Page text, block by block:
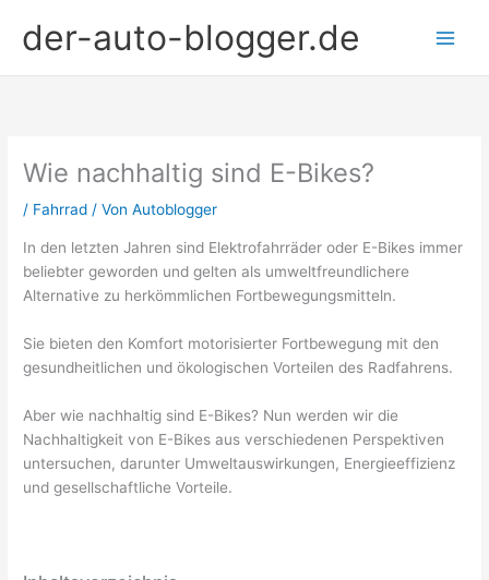
Inhaltder-auto-blogger.de
Wie nachhaltig sind E-Bikes?
/ Fahrrad / VonAutoblogger
In den letzten Jahren sind Elektrofahrräder oder E-Bikes immer
beliebter geworden und gelten als umweltfreundlichere
Alternative zu herkömmlichen Fortbewegungsmitteln.
Sie bieten den Komfort motorisierter Fortbewegung mit den
gesundheitlichen und ökologischen Vorteilen des Radfahrens.
Aber wie nachhaltig sind E-Bikes? Nun werden wir die
Nachhaltigkeit von E-Bikes aus verschiedenen Perspektiven
untersuchen, darunter Umweltauswirkungen, Energieeffizienz
und gesellschaftliche Vorteile.